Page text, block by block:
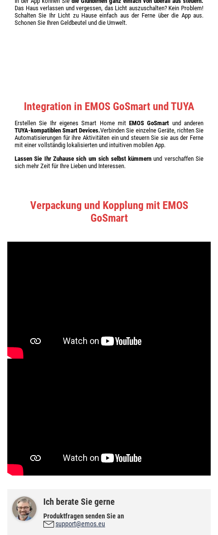
Das Haus verlassen und vergessen, das Licht auszuschalten? Kein Problem!
Schalten Sie Ihr Licht zu Hause einfach aus der Ferne über die App aus.
Schonen Sie Ihren Geldbeutel und die Umwelt.
Integration in EMOS GoSmart und TUYA
Erstellen Sie Ihr eigenes Smart Home mitEMOS GoSmart und anderen
TUYA-kompatiblen Smart Devices.Verbinden Sie einzelne Geräte, richten Sie
Automatisierungen für ihre Aktivitäten ein und steuern Sie sie aus der Ferne
mit einer vollständig lokalisierten und intuitiven mobilen App.
Lassen Sie Ihr Zuhause sich um sich selbst kümmernund verschaffen Sie
sich mehr Zeit für Ihre Lieben und Interessen.
Verpackung und Kopplung mit EMOS
GoSmart
Ich berate Sie gerne
Produktfragen senden Sie an
support@emos.eu